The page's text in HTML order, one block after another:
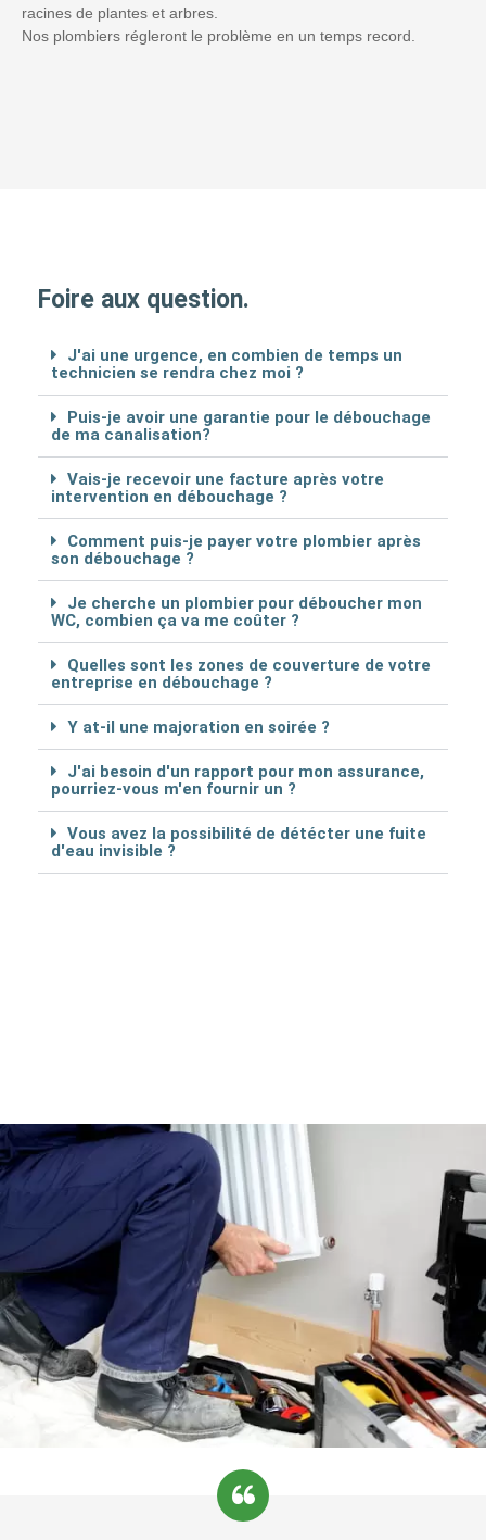
racines de plantes et arbres.
Nos plombiers régleront le problème en un temps record.
Foire aux question.
J'ai une urgence, en combien de temps un
technicien se rendra chez moi ?
Puis-je avoir une garantie pour le débouchage
de ma canalisation?
Vais-je recevoir une facture après votre
intervention en débouchage ?
Comment puis-je payer votre plombier après
son débouchage ?
Je cherche un plombier pour déboucher mon
WC, combien ça va me coûter ?
Quelles sont les zones de couverture de votre
entreprise en débouchage ?
Y at-il une majoration en soirée ?
J'ai besoin d'un rapport pour mon assurance,
pourriez-vous m'en fournir un ?
Vous avez la possibilité de détécter une fuite
d'eau invisible ?